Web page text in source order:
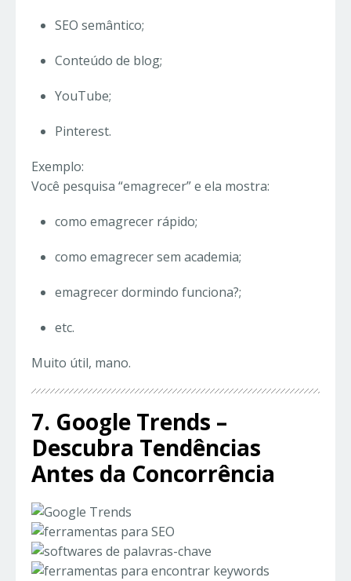
SEO semântico;
Conteúdo de blog;
YouTube;
Pinterest.
Exemplo:
Você pesquisa “emagrecer” e ela mostra:
como emagrecer rápido;
como emagrecer sem academia;
emagrecer dormindo funciona?;
etc.
Muito útil, mano.
7. Google Trends –
Descubra Tendências
Antes da Concorrência